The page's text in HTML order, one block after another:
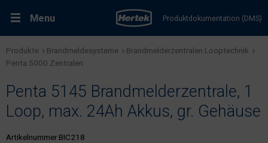
Menu
Lösungen
Produkte
Produktdokumentation (DMS)
RMA-Formular
Produkte Brandmeldesysteme
Brandmelderzentralen Looptechnik
Penta 5000 Zentralen
Penta 5145 Brandmelderzentrale, 1
Loop, max. 24Ah Akkus, gr. Gehäuse
Artikelnummer BIC218